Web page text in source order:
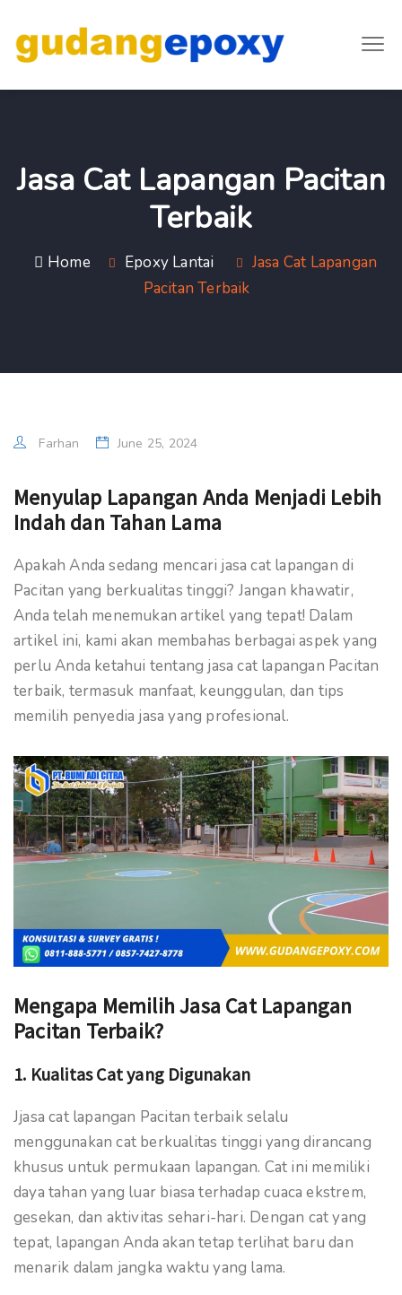
Jasa Cat Lapangan Pacitan
Terbaik
Home Epoxy Lantai
Jasa Cat Lapangan
Pacitan Terbaik
Farhan June 25, 2024
Menyulap Lapangan Anda Menjadi Lebih
Indah dan Tahan Lama
Apakah Anda sedang mencari jasa cat lapangan di
Pacitan yang berkualitas tinggi? Jangan khawatir,
Anda telah menemukan artikel yang tepat! Dalam
artikel ini, kami akan membahas berbagai aspek yang
perlu Anda ketahui tentang jasa cat lapangan Pacitan
terbaik, termasuk manfaat, keunggulan, dan tips
memilih penyedia jasa yang profesional.
Mengapa Memilih Jasa Cat Lapangan
Pacitan Terbaik?
1. Kualitas Cat yang Digunakan
Jjasa cat lapangan Pacitan terbaik selalu
menggunakan cat berkualitas tinggi yang dirancang
khusus untuk permukaan lapangan. Cat ini memiliki
daya tahan yang luar biasa terhadap cuaca ekstrem,
gesekan, dan aktivitas sehari-hari. Dengan cat yang
tepat, lapangan Anda akan tetap terlihat baru dan
menarik dalam jangka waktu yang lama.